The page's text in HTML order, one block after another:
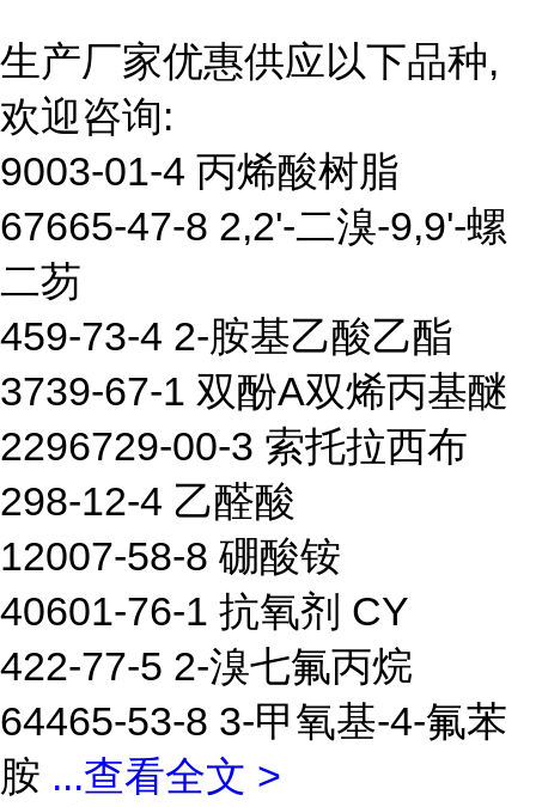
生产厂家优惠供应以下品种,
欢迎咨询:
9003-01-4 丙烯酸树脂
67665-47-8 2,2'-二溴-9,9'-螺
二芴
459-73-4 2-胺基乙酸乙酯
3739-67-1 双酚A双烯丙基醚
2296729-00-3 索托拉西布
298-12-4 乙醛酸
12007-58-8 硼酸铵
40601-76-1 抗氧剂 CY
422-77-5 2-溴七氟丙烷
64465-53-8 3-甲氧基-4-氟苯
胺 ...查看全文 >